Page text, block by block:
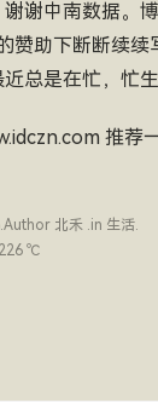
谢中南数据。
赞助下断断续
总是在忙，忙
推荐
.Author 北禾 .in 生活.
­℃